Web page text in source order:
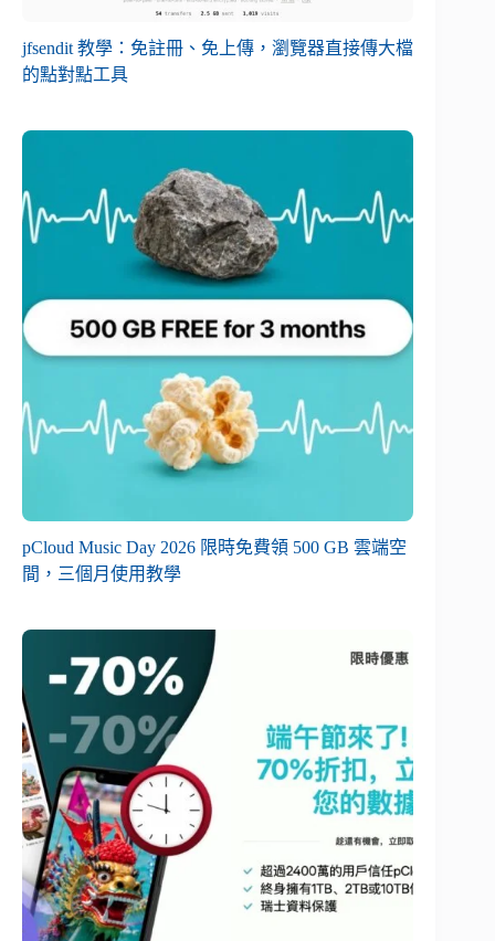
jfsendit 教學：免註冊、免上傳，瀏覽器直接傳大檔
的點對點工具
pCloud Music Day 2026 限時免費領 500 GB 雲端空
間，三個月使用教學